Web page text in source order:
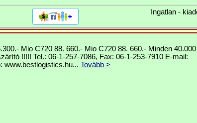
Ingatlan -
Mio C720 88. 660.- Mio C720 88. 660.- Minden
!!!!! Tel.: 06-1-257-7086, Fax: 06-1-253-7910 E-mail:
www.bestlogistics.hu... Tovább >